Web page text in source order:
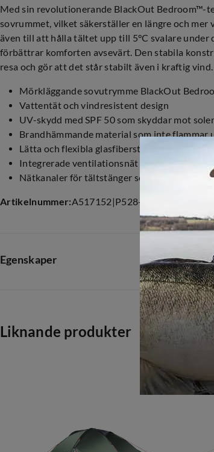
Med sin revolutionerande BlackOut Bedroom™-
sovrummet, vilket säkerställer en längre och
även till att hålla tältet upp till 5°C svalare under
förbättrar komforten avsevärt. Den stabila
resa och gör att det står stabilt även i kraftig vind.
Mörkläggande sovutrymme BlackOut
Vattentät och vindresistent design
UV-skydd med SPF 50 som skyddar mot
Brandhämmande material som inte flammar
Lätta och flexibla glasfiberstänger
Integrerade ventilationsnät för god
Nätkanaler för tältstänger som minskar
Artikelnummer:A517152 |P528-7148
Egenskaper
Green-green
Liknande produkter